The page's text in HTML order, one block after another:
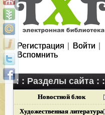
Регистрация Войти
Вспомнить
: : Разделы сайта : :
Новостной блок
Художественная литература